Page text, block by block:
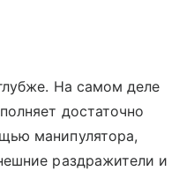
На самом деле
достаточно
манипулятора,
раздражители и